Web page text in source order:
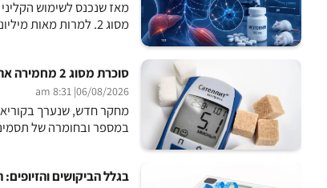
מסוג 2. למרות מאות מיליוני מטופלים ברחבי העולם ועשרות שנים של מחקר, מנגנון הפעולה המדויק...
סוכרת מסוג 2 מחמירה את תסמיני גיל המעבר
06/08/2026
| 8:31 am
מחקר חדש, שנערך בקוריאה וכלל כ-300 נשים
במספר ובחומרה של
בגלל הביקושים